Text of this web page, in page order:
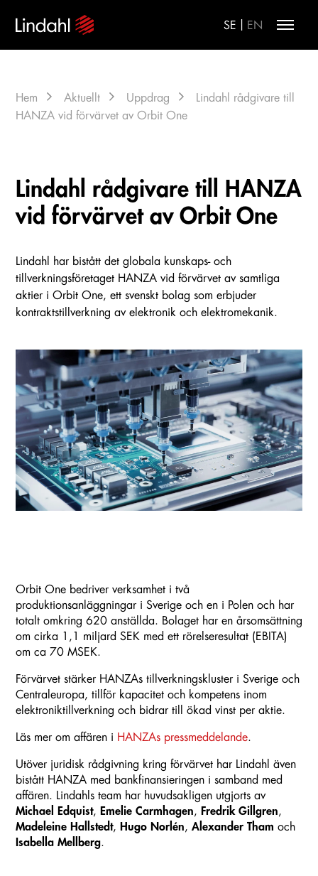
SE EN
Hem Aktuellt Uppdrag
Lindahl rådgivare till
HANZA vid förvärvet av Orbit One
Lindahl rådgivare till HANZA
vid förvärvet av Orbit One
Lindahl har bistått det globala kunskaps- och
tillverkningsföretaget HANZA vid förvärvet av samtliga
aktier i Orbit One, ett svenskt bolag som erbjuder
kontraktstillverkning av elektronik och elektromekanik.
Orbit One bedriver verksamhet i två
produktionsanläggningar i Sverige och en i Polen och har
totalt omkring 620 anställda. Bolaget har en årsomsättning
om cirka 1,1 miljard SEK med ett rörelseresultat (EBITA)
om ca 70 MSEK.
Förvärvet stärker HANZAs tillverkningskluster i Sverige och
Centraleuropa, tillför kapacitet och kompetens inom
elektroniktillverkning och bidrar till ökad vinst per aktie.
Läs mer om affären i HANZAs pressmeddelande.
Utöver juridisk rådgivning kring förvärvet har Lindahl även
bistått HANZA med bankfinansieringen i samband med
affären. Lindahls team har huvudsakligen utgjorts av
Michael Edquist, Emelie Carmhagen, Fredrik Gillgren,
Madeleine Hallstedt, Hugo Norlén, Alexander Tham och
Isabella Mellberg.